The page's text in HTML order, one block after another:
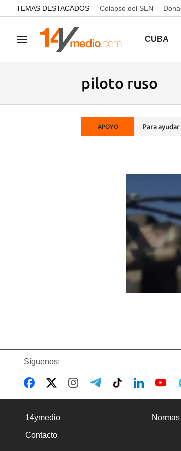
common.go-to-content
TEMAS DESTACADOS Colapso del SEN
Navegación CUBA
piloto ruso
APOYO Para
Síguenos:
14ymedio
Contacto